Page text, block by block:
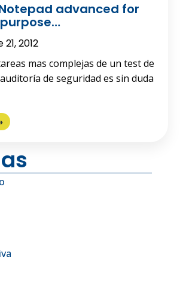
Notepad advanced for
2012
mas complejas de un test de
de seguridad es sin duda